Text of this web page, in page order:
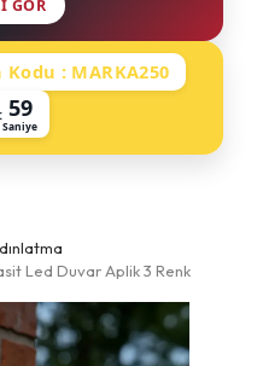
GÖR
: MARKA250
: 59
Saniye
Led Duvar Aplik 3 Renk